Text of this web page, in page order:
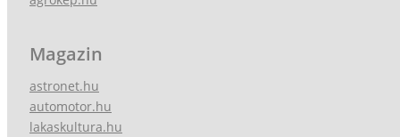
Magazin
astronet.hu
automotor.hu
lakaskultura.hu